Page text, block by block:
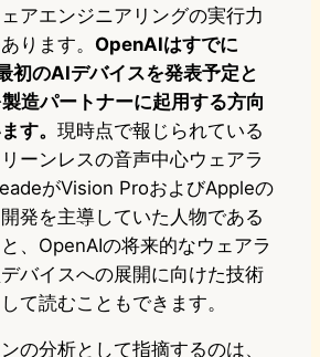
アエンジニアリングの実行力
ります。 OpenAIはすでに
初のAIデバイスを発表予定と
造パートナーに起用する方向
す。 現時点で報じられている
ーンレスの音声中心ウェアラ
がVision ProおよびAppleの
発を主導していた人物である
、OpenAIの将来的なウェアラ
バイスへの展開に向けた技術
て読むこともできます。
の分析として指摘するのは、